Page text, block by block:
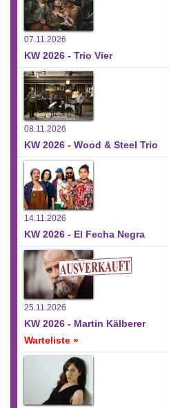
07.11.2026
KW 2026 - Trio Vier
08.11.2026
KW 2026 - Wood & Steel Trio
14.11.2026
KW 2026 - El Fecha Negra
25.11.2026
KW 2026 - Martin Kälberer
Warteliste »